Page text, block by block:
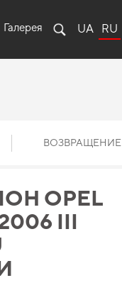
Галерея UA RU
ВОЗВРАЩЕНИЕ
OPEL
III